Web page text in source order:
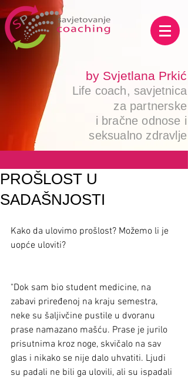
by Svjetlana Prkić
Life coach, savjetnica
za partnerske
i bračne odnose i
seksualno zdravlje
PROŠLOST U
SADAŠNJOSTI
Kako da ulovimo prošlost? Možemo li je
uopće uloviti?
"Dok sam bio student medicine, na
zabavi priređenoj na kraju semestra,
neke su šaljivčine pustile u dvoranu
prase namazano mašću. Prase je jurilo
prisutnima kroz noge, skvičalo na sav
glas i nikako se nije dalo uhvatiti. Ljudi
su padali ne bili ga ulovili, ali su ispadali